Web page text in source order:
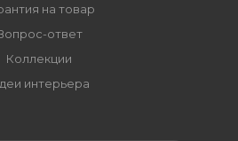
на товар
ответ
Коллекции
интерьера